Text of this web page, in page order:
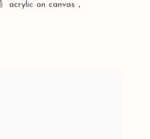
acrylic on canvas，